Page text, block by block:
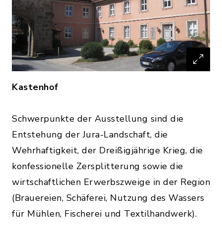
Kastenhof
Schwerpunkte der Ausstellung sind die
Entstehung der Jura-Landschaft, die
Wehrhaftigkeit, der Dreißigjährige Krieg, die
konfessionelle Zersplitterung sowie die
wirtschaftlichen Erwerbszweige in der Region
(Brauereien, Schäferei, Nutzung des Wassers
für Mühlen, Fischerei und Textilhandwerk).